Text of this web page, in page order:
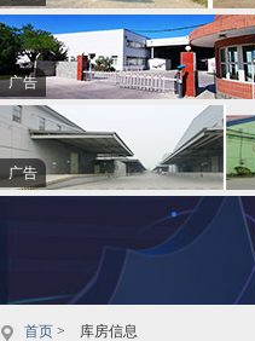
广告
广告
首页 > 库房信息